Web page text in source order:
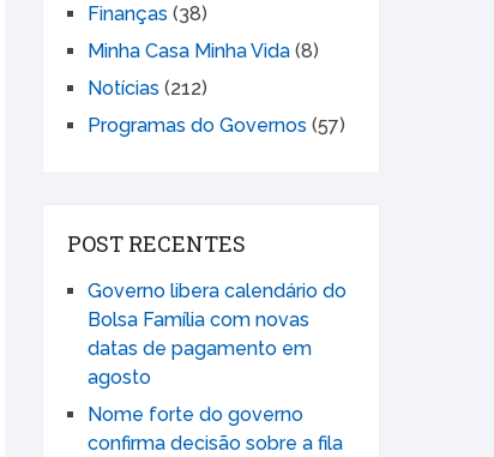
Finanças (38)
Minha Casa Minha Vida (8)
Notícias (212)
Programas do Governos (57)
POST RECENTES
Governo libera calendário do
Bolsa Família com novas
datas de pagamento em
agosto
Nome forte do governo
confirma decisão sobre a fila